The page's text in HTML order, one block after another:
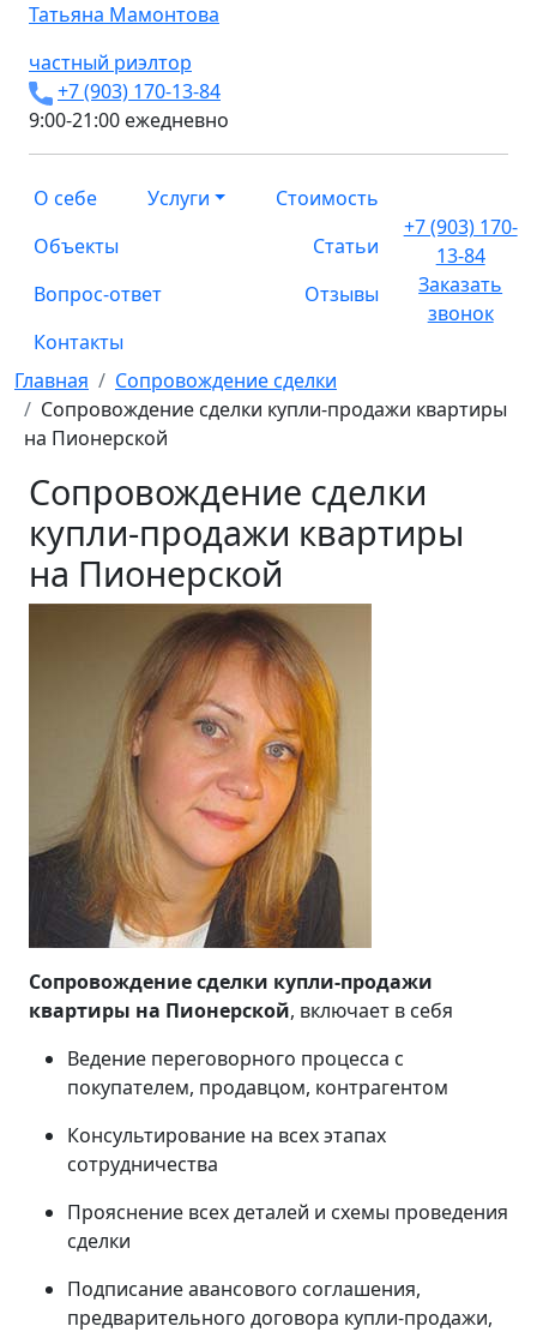
Татьяна Мамонтова
частный риэлтор
+7 (903) 170-13-84
9:00-21:00 ежедневно
О себе Услуги
Стоимость
Объекты
Статьи
Вопрос-ответ
Отзывы
Контакты
+7 (903) 170-
13-84
Заказать
звонок
Главная
Сопровождение сделки
Сопровождение сделки купли-продажи квартиры
на Пионерской
Сопровождение сделки
купли-продажи квартиры
на Пионерской
Сопровождение сделки купли-продажи
квартиры на Пионерской, включает в себя
Ведение переговорного процесса с
покупателем, продавцом, контрагентом
Консультирование на всех этапах
сотрудничества
Прояснение всех деталей и схемы проведения
сделки
Подписание авансового соглашения,
предварительного договора купли-продажи,